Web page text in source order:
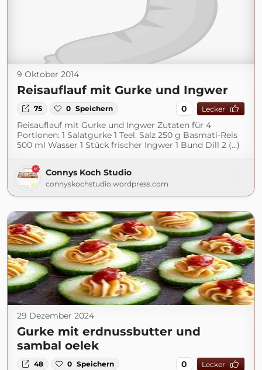
9 Oktober 2014
Reisauflauf mit Gurke und Ingwer
75 0 Speichern 0 Lecker
Reisauflauf mit Gurke und Ingwer Zutaten für 4
Portionen: 1 Salatgurke 1 Teel. Salz 250 g Basmati-Reis
500 ml Wasser 1 Stück frischer Ingwer 1 Bund Dill 2 (...)
Connys Koch Studio
connyskochstudio.wordpress.com
29 Dezember 2024
Gurke mit erdnussbutter und
sambal oelek
48 0 Speichern 0 Lecker